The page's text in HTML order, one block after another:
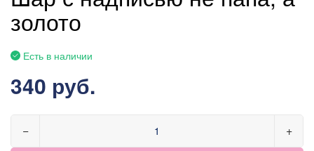
золото
Есть в наличии
340 руб.
− +